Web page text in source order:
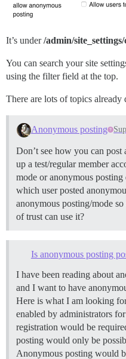
It’s under/admin/
You can search your site
using the filter field at the top.
There are lots of topics already
Anonymous posting
Don’t see how you can
up a test/regular member
mode or anonymous
which user posted
anonymous posting/mode
of trust can use it?
Is anonymous posting
I have been reading about
and I want to have
Here is what I am looking
enabled by administrators
registration would be
posting would only be
Anonymous posting would